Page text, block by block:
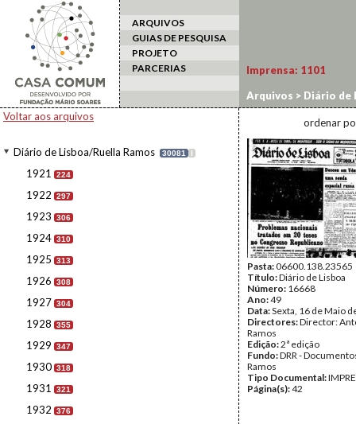
ARQUIVOS
GUIAS DE PESQUISA
PROJETO
PARCERIAS
Voltar aos arquivos
Diário de Lisboa/Ruella Ramos 30081 I
1921 224
1922 297
1923 306
1924 310
1925 313
1926 308
1927 304
1928 355
1929 347
1930 318
1931 321
1932 376
Imprensa: 1101
Arquivos > Diário de
ordenar
Pasta:06600.138.23565
Título:Diário de Lisboa
Número: 16668
Ano:49
Data:Sexta, 16 de Maio
Directores:Director:
Ramos
Edição:2ª edição
Fundo:DRR -
Ramos
Tipo Documental:
Página(s):42